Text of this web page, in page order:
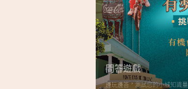
問答遊戲
邊玩邊答，測試您的小城知識量